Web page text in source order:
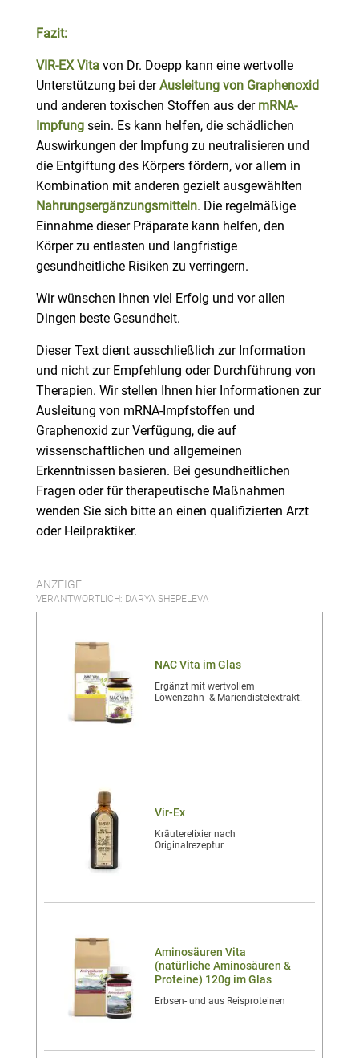
Fazit:
VIR-EX Vitavon Dr. Doepp kann eine wertvolle
Unterstützung bei derAusleitung von Graphenoxid
und anderen toxischen Stoffen aus der mRNA-
Impfungsein. Es kann helfen, die schädlichen
Auswirkungen der Impfung zu neutralisieren und
die Entgiftung des Körpers fördern, vor allem in
Kombination mit anderen gezielt ausgewählten
Nahrungsergänzungsmitteln. Die regelmäßige
Einnahme dieser Präparate kann helfen, den
Körper zu entlasten und langfristige
gesundheitliche Risiken zu verringern.
Wir wünschen Ihnen viel Erfolg und vor allen
Dingen beste Gesundheit.
Dieser Text dient ausschließlich zur Information
und nicht zur Empfehlung oder Durchführung von
Therapien. Wir stellen Ihnen hier Informationen zur
Ausleitung von mRNA-Impfstoffen und
Graphenoxid zur Verfügung, die auf
wissenschaftlichen und allgemeinen
Erkenntnissen basieren. Bei gesundheitlichen
Fragen oder für therapeutische Maßnahmen
wenden Sie sich bitte an einen qualifizierten Arzt
oder Heilpraktiker.
ANZEIGE
VERANTWORTLICH: DARYA SHEPELEVA
NAC Vita im Glas
Ergänzt mit wertvollem
Löwenzahn- & Mariendistelextrakt.
Vir-Ex
Kräuterelixier nach
Originalrezeptur
Aminosäuren Vita
(natürliche Aminosäuren &
Proteine) 120g im Glas
Erbsen- und aus Reisproteinen